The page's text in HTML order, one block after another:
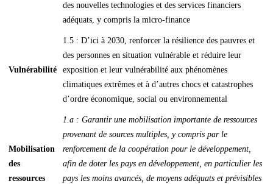
des nouvelles technologies et des services financiers
adéquats, y compris la micro-finance
Vulnérabilité
1.5 : D’ici à 2030, renforcer la résilience des pauvres et
des personnes en situation vulnérable et réduire leur
exposition et leur vulnérabilité aux phénomènes
climatiques extrêmes et à d’autres chocs et catastrophes
d’ordre économique, social ou environnemental
Mobilisation
des
ressources
1.a : Garantir une mobilisation importante de ressources
provenant de sources multiples, y compris par le
renforcement de la coopération pour le développement,
afin de doter les pays en développement, en particulier les
pays les moins avancés, de moyens adéquats et prévisibles